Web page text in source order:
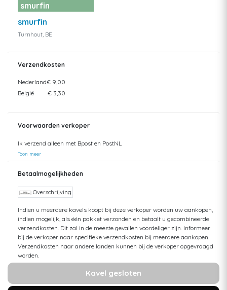
smurfin
smurfin
Turnhout, BE
Verzendkosten
Nederland€ 9,00
België
€ 3,30
Voorwaarden verkoper
Ik verzend alleen met Bpost en PostNL
Toon meer
Betaalmogelijkheden
Overschrijving
Indien u meerdere kavels koopt bij deze verkoper worden uw aankopen,
indien mogelijk, als één pakket verzonden en betaalt u gecombineerde
verzendkosten. Dit zal in de meeste gevallen voordeliger zijn. Informeer
bij de verkoper naar specifieke verzendkosten bij meerdere aankopen.
Verzendkosten naar andere landen kunnen bij de verkoper opgevraagd
worden.
Kavel gesloten